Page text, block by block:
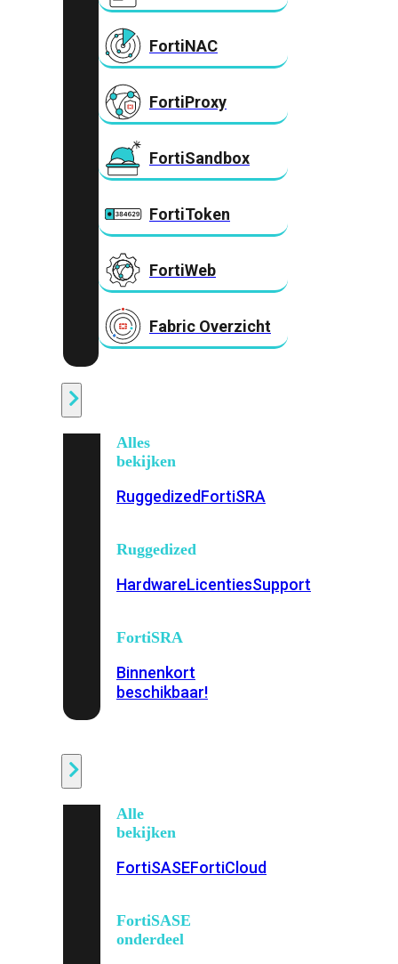
FortiNAC
FortiProxy
FortiSandbox
FortiToken
FortiWeb
Fabric Overzicht
Alles
bekijken
RuggedizedFortiSRA
Ruggedized
HardwareLicentiesSupport
FortiSRA
Binnenkort
beschikbaar!
Alle
bekijken
FortiSASEFortiCloud
FortiSASE
onderdeel